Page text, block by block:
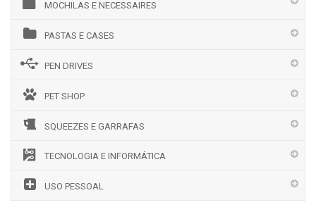
MOCHILAS E NECESSAIRES
PASTAS E CASES
PEN DRIVES
PET SHOP
SQUEEZES E GARRAFAS
TECNOLOGIA E INFORMÁTICA
USO PESSOAL